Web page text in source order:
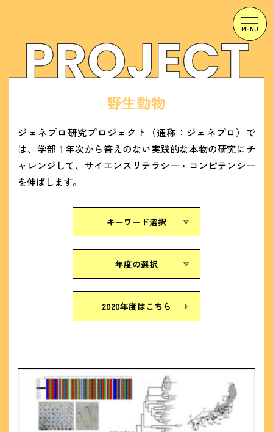
野生動物
ジェネプロ研究プロジェクト（通称：ジェネプロ）で
は、学部１年次から答えのない実践的な本物の研究にチ
ャレンジして、サイエンスリテラシー・コンピテンシー
を伸ばします。
キーワード選択
年度の選択
2020年度はこちら